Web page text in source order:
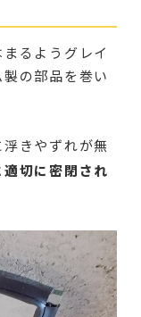
るようグレイ
の部品を巻い
きやずれが無
切に密閉され